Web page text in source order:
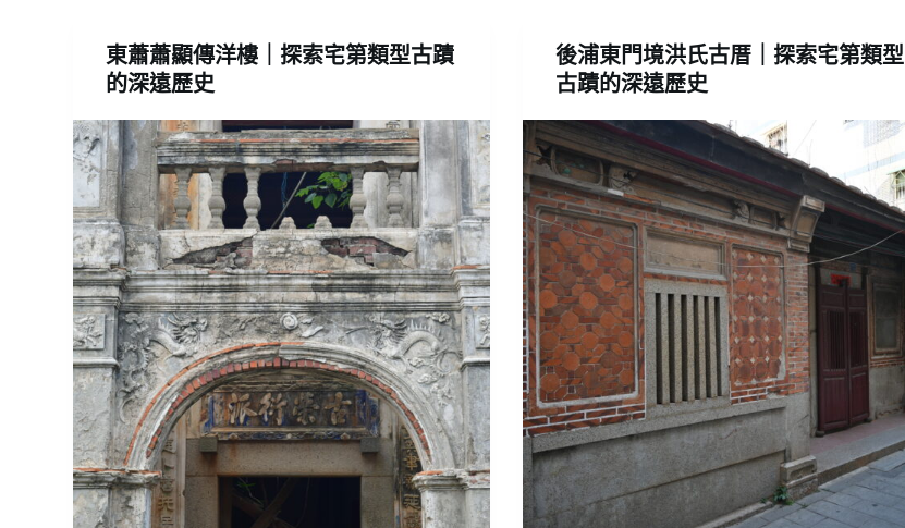
東蕭蕭顯傳洋樓｜探索宅第類型古蹟
的深遠歷史
後浦東門境洪氏古厝｜探索宅第類型
古蹟的深遠歷史